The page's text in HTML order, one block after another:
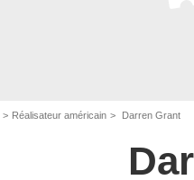
Réalisateur américain Darren Grant